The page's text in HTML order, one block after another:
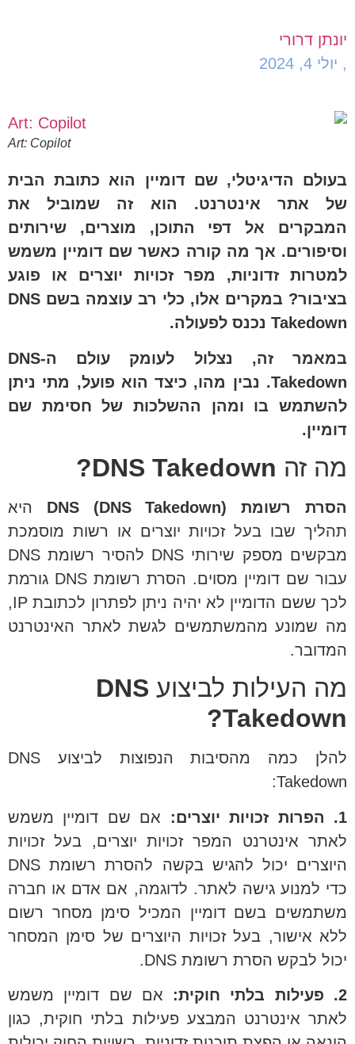
יונתן דרורי
, יולי 4, 2024
Art: Copilot
בעולם הדיגיטלי, שם דומיין הוא כתובת הבית
של אתר אינטרנט. הוא זה שמוביל את
המבקרים אל דפי התוכן, מוצרים, שירותים
וסיפורים. אך מה קורה כאשר שם דומיין משמש
למטרות זדוניות, מפר זכויות יוצרים או פוגע
בציבור? במקרים אלו, כלי רב עוצמה בשם DNS
Takedown נכנס לפעולה.
במאמר זה, נצלול לעומק עולם ה-DNS
Takedown. נבין מהו, כיצד הוא פועל, מתי ניתן
להשתמש בו ומהן ההשלכות של חסימת שם
דומיין.
מה זה DNS Takedown?
הסרת רשומת DNS (DNS Takedown)
היא
תהליך שבו בעל זכויות יוצרים או רשות מוסמכת
מבקשים מספק שירותי DNS להסיר רשומת DNS
עבור שם דומיין מסוים. הסרת רשומת DNS גורמת
לכך ששם הדומיין לא יהיה ניתן לפתרון לכתובת IP,
מה שמונע מהמשתמשים לגשת לאתר האינטרנט
המדובר.
מה העילות לביצוע DNS
Takedown?
להלן כמה מהסיבות הנפוצות לביצוע DNS
Takedown:
1. הפרות זכויות יוצרים:
אם שם דומיין משמש
לאתר אינטרנט המפר זכויות יוצרים, בעל זכויות
היוצרים יכול להגיש בקשה להסרת רשומת DNS
כדי למנוע גישה לאתר. לדוגמה, אם אדם או חברה
משתמשים בשם דומיין המכיל סימן מסחר רשום
ללא אישור, בעל זכויות היוצרים של סימן המסחר
יכול לבקש הסרת רשומת DNS.
2. פעילות בלתי חוקית:
אם שם דומיין משמש
לאתר אינטרנט המבצע פעילות בלתי חוקית, כגון